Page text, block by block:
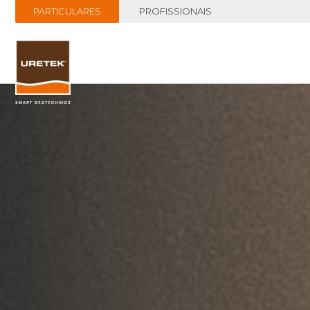
PARTICULARES PROFISSIONAIS